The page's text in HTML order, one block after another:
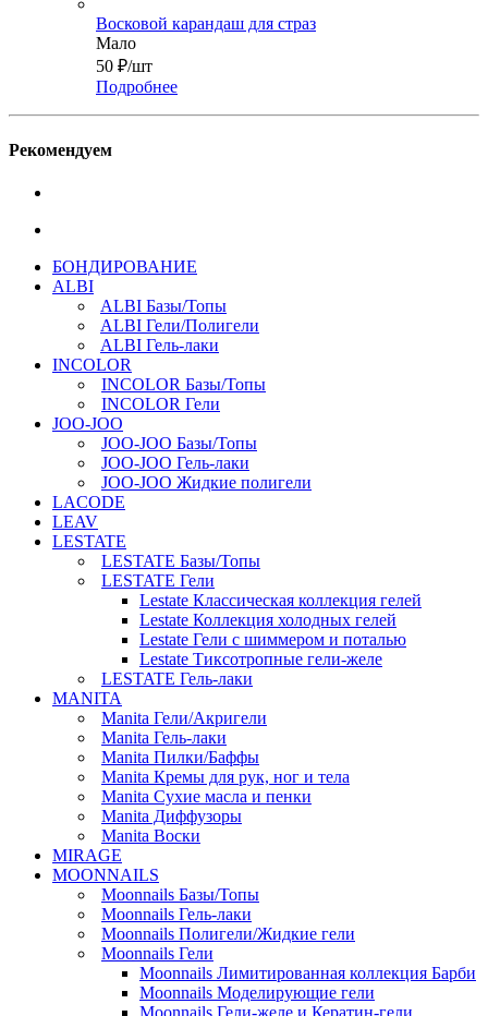
Восковой карандаш для страз
Мало
50 ₽/шт
Подробнее
Рекомендуем
БОНДИРОВАНИЕ
ALBI
ALBI Базы/Топы
ALBI Гели/Полигели
ALBI Гель-лаки
INCOLOR
INCOLOR Базы/Топы
INCOLOR Гели
JOO-JOO
JOO-JOO Базы/Топы
JOO-JOO Гель-лаки
JOO-JOO Жидкие полигели
LACODE
LEAV
LESTATE
LESTATE Базы/Топы
LESTATE Гели
Lestate Классическая коллекция гелей
Lestate Коллекция холодных гелей
Lestate Гели с шиммером и поталью
Lestate Тиксотропные гели-желе
LESTATE Гель-лаки
MANITA
Manita Гели/Акригели
Manita Гель-лаки
Manita Пилки/Баффы
Manita Кремы для рук, ног и тела
Manita Сухие масла и пенки
Manita Диффузоры
Manita Воски
MIRAGE
MOONNAILS
Moonnails Базы/Топы
Moonnails Гель-лаки
Moonnails Полигели/Жидкие гели
Moonnails Гели
Moonnails Лимитированная коллекция Барби
Moonnails Моделирующие гели
Moonnails Гели-желе и Кератин-гели